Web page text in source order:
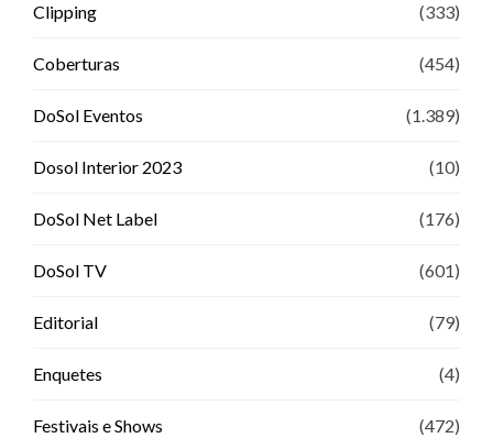
Clipping (333)
Coberturas (454)
DoSol Eventos (1.389)
Dosol Interior 2023 (10)
DoSol Net Label (176)
DoSol TV (601)
Editorial (79)
Enquetes (4)
Festivais e Shows (472)